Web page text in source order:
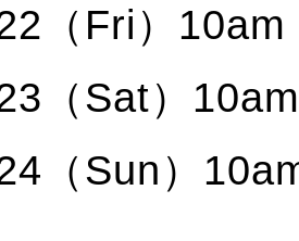
（Fri）
（Sat）
（Sun）